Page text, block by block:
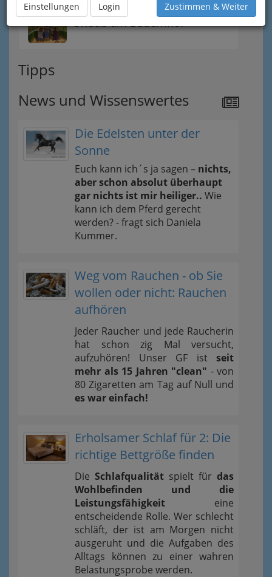
Einstellungen Login Zustimmen & Weiter
Urlaub am Bauernhof
Tipps
News und Wissenswertes
Die Edelsten unter der
Sonne
Euch kann ich´s ja sagen – nichts,
aber schon absolut überhaupt
gar nichts ist mir heiliger.. Wie
kann ich dem Pferd gerecht
werden? - fragt sich Daniela
Kummer.
Weg vom Rauchen - ob Sie
wollen oder nicht: Rauchen
aufhören
Jeder Raucher und jede Raucherin
hat schon zig Mal versucht,
aufzuhören! Unser GF ist seit
mehr als 15 Jahren "clean" - von
80 Zigaretten am Tag auf Null und
es war einfach!
Erholsamer Schlaf für 2: Die
richtige Bettgröße finden
Die Schlafqualität spielt für das
Wohlbefinden und die
Leistungsfähigkeit eine
entscheidende Rolle. Wer schlecht
schläft, der ist am Morgen nicht
ausgeruht und die Aufgaben des
Alltags können zu einer wahren
Belastungsprobe werden.